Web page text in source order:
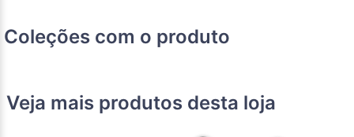
Coleções com o produto
Veja mais produtos desta loja